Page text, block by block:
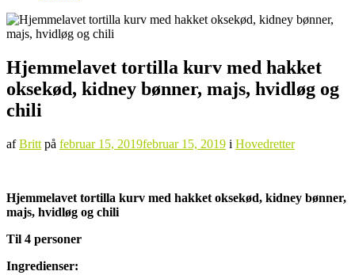
Hjemmelavet tortilla kurv med hakket
oksekød, kidney bønner, majs, hvidløg og
chili
afBritt på februar 15, 2019februar 15, 2019 i Hovedretter
Hjemmelavet tortilla kurv med hakket oksekød, kidney bønner,
majs, hvidløg og chili
Til 4 personer
Ingredienser: